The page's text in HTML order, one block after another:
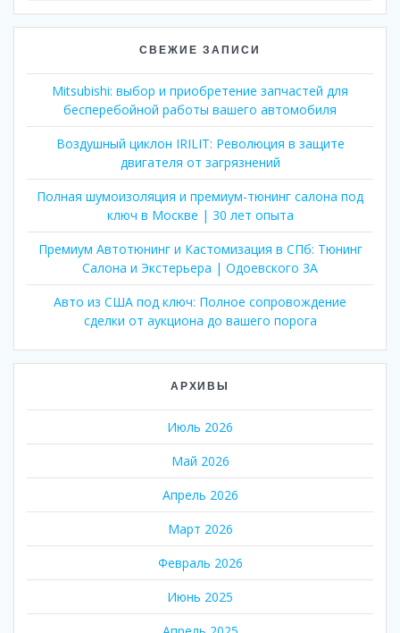
СВЕЖИЕ ЗАПИСИ
Mitsubishi: выбор и приобретение запчастей для
бесперебойной работы вашего автомобиля
Воздушный циклон IRILIT: Революция в защите
двигателя от загрязнений
Полная шумоизоляция и премиум-тюнинг салона под
ключ в Москве | 30 лет опыта
Премиум Автотюнинг и Кастомизация в СПб: Тюнинг
Салона и Экстерьера | Одоевского 3А
Авто из США под ключ: Полное сопровождение
сделки от аукциона до вашего порога
АРХИВЫ
Июль 2026
Май 2026
Апрель 2026
Март 2026
Февраль 2026
Июнь 2025